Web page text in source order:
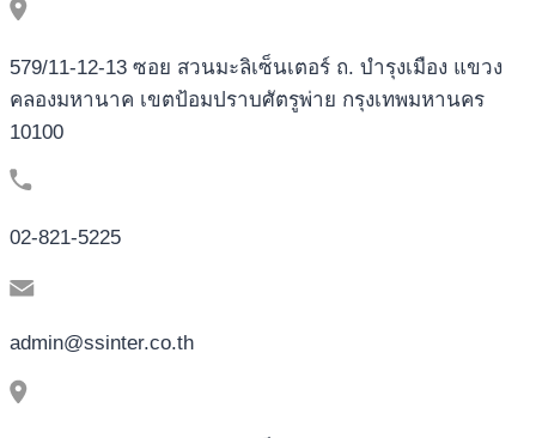
579/11-12-13 ซอย สวนมะลิเซ็นเตอร์ ถ. บำรุงเมือง แขวง
คลองมหานาค เขตป้อมปราบศัตรูพ่าย กรุงเทพมหานคร
10100
02-821-5225
admin@ssinter.co.th